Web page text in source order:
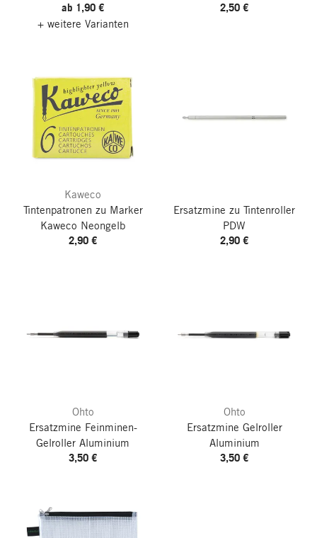
ab 1,90 €
+ weitere Varianten
2,50 €
Kaweco
Tintenpatronen zu Marker
Kaweco Neongelb
2,90 €
Ersatzmine zu Tintenroller
PDW
2,90 €
Ohto
Ersatzmine Feinminen-
Gelroller Aluminium
3,50 €
Ohto
Ersatzmine Gelroller
Aluminium
3,50 €